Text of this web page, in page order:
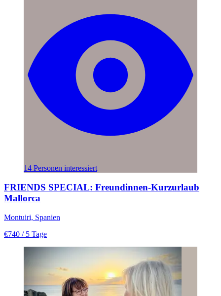
14 Personen interessiert
FRIENDS SPECIAL: Freundinnen-Kurzurlaub
Mallorca
Montuiri, Spanien
€740 / 5 Tage